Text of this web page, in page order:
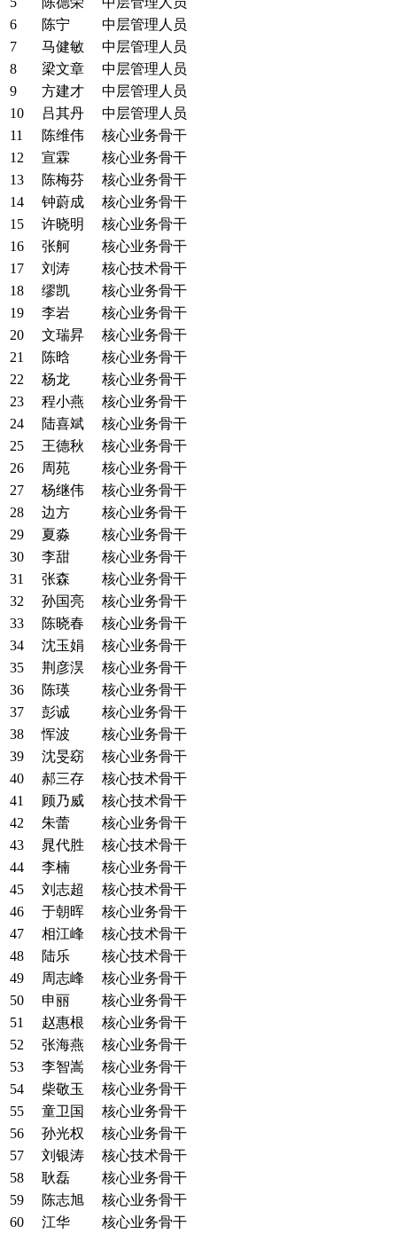
6
陈宁
中层管理人员
7
马健敏
中层管理人员
8
梁文章
中层管理人员
9
方建才
中层管理人员
10
吕其丹
中层管理人员
11
陈维伟
核心业务骨干
12
宣霖
核心业务骨干
13
陈梅芬
核心业务骨干
14
钟蔚成
核心业务骨干
15
许晓明
核心业务骨干
16
张舸
核心业务骨干
17
刘涛
核心技术骨干
18
缪凯
核心业务骨干
19
李岩
核心业务骨干
20
文瑞昇
核心业务骨干
21
陈晗
核心业务骨干
22
杨龙
核心业务骨干
23
程小燕
核心业务骨干
24
陆喜斌
核心业务骨干
25
王德秋
核心业务骨干
26
周苑
核心业务骨干
27
杨继伟
核心业务骨干
28
边方
核心业务骨干
29
夏淼
核心业务骨干
30
李甜
核心业务骨干
31
张森
核心业务骨干
32
孙国亮
核心业务骨干
33
陈晓春
核心业务骨干
34
沈玉娟
核心业务骨干
35
荆彦淏
核心业务骨干
36
陈瑛
核心业务骨干
37
彭诚
核心业务骨干
38
恽波
核心业务骨干
39
沈旻窈
核心业务骨干
40
郝三存
核心技术骨干
41
顾乃威
核心技术骨干
42
朱蕾
核心业务骨干
43
晁代胜
核心技术骨干
44
李楠
核心业务骨干
45
刘志超
核心技术骨干
46
于朝晖
核心业务骨干
47
相江峰
核心技术骨干
48
陆乐
核心技术骨干
49
周志峰
核心业务骨干
50
申丽
核心业务骨干
51
赵惠根
核心业务骨干
52
张海燕
核心业务骨干
53
李智嵩
核心业务骨干
54
柴敬玉
核心业务骨干
55
童卫国
核心业务骨干
56
孙光权
核心业务骨干
57
刘银涛
核心技术骨干
58
耿磊
核心业务骨干
59
陈志旭
核心业务骨干
60
江华
核心业务骨干